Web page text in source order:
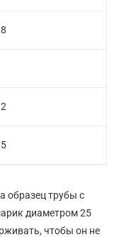
образец трубы с
диаметром 25
чтобы он не